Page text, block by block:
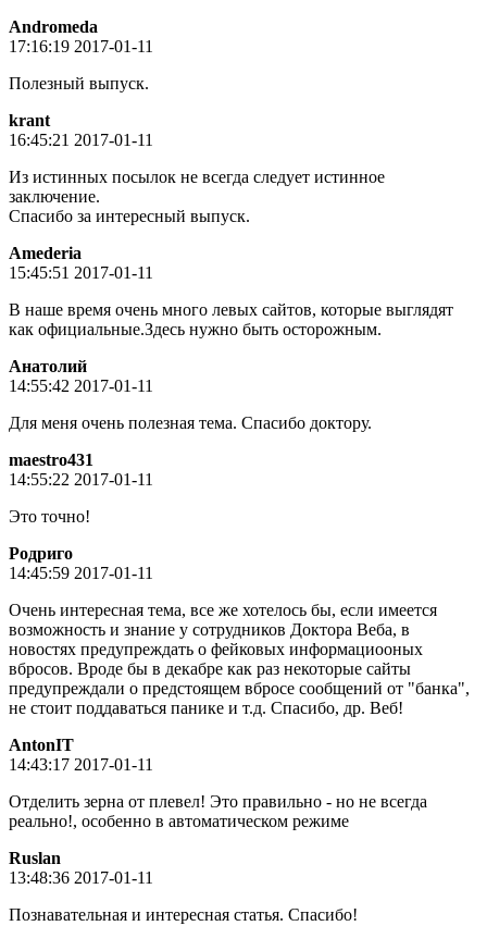
Andromeda
17:16:19 2017-01-11
Полезный выпуск.
krant
16:45:21 2017-01-11
Из истинных посылок не всегда следует истинное
заключение.
Спасибо за интересный выпуск.
Amederia
15:45:51 2017-01-11
В наше время очень много левых сайтов, которые выглядят
как официальные.Здесь нужно быть осторожным.
Анатолий
14:55:42 2017-01-11
Для меня очень полезная тема. Спасибо доктору.
maestro431
14:55:22 2017-01-11
Это точно!
Родриго
14:45:59 2017-01-11
Очень интересная тема, все же хотелось бы, если имеется
возможность и знание у сотрудников Доктора Веба, в
новостях предупреждать о фейковых информациооных
вбросов. Вроде бы в декабре как раз некоторые сайты
предупреждали о предстоящем вбросе сообщений от "банка",
не стоит поддаваться панике и т.д. Спасибо, др. Веб!
AntonIT
14:43:17 2017-01-11
Отделить зерна от плевел! Это правильно - но не всегда
реально!, особенно в автоматическом режиме
Ruslan
13:48:36 2017-01-11
Познавательная и интересная статья. Спасибо!